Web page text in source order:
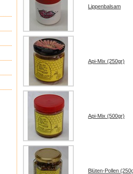
Lippenbalsam
Api-Mix (250gr)
Api-Mix (500gr)
Blüten-Pollen